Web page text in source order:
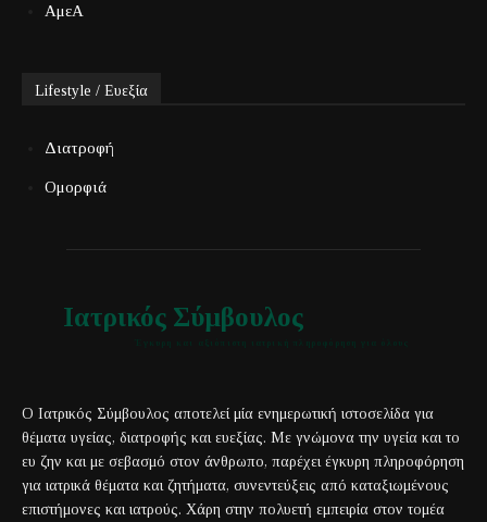
ΑμεΑ
Lifestyle / Ευεξία
Διατροφή
Ομορφιά
Ιατρικός Σύμβουλος
Ο Ιατρικός Σύμβουλος αποτελεί μία ενημερωτική ιστοσελίδα για
θέματα υγείας, διατροφής και ευεξίας. Με γνώμονα την υγεία και το
ευ ζην και με σεβασμό στον άνθρωπο, παρέχει έγκυρη πληροφόρηση
για ιατρικά θέματα και ζητήματα, συνεντεύξεις από καταξιωμένους
επιστήμονες και ιατρούς. Χάρη στην πολυετή εμπειρία στον τομέα